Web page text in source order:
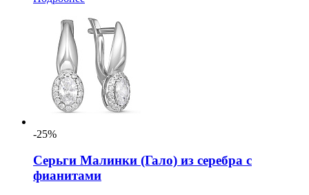
-25%
Серьги Малинки (Гало) из серебра с
фианитами